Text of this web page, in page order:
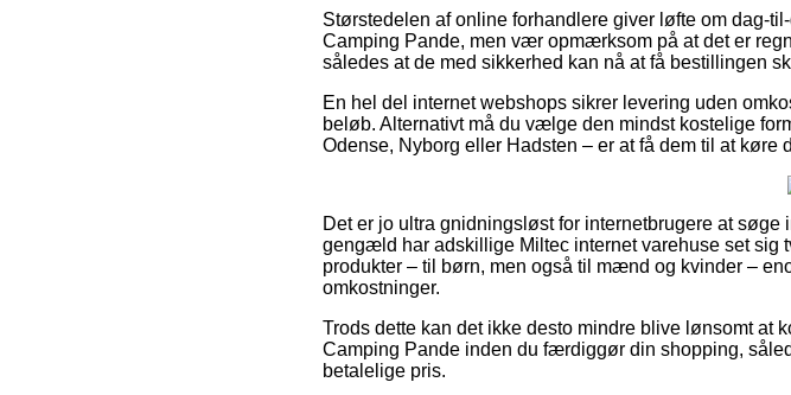
Størstedelen af online forhandlere giver løfte om dag-
Camping Pande, men vær opmærksom på at det er
således at de med sikkerhed kan nå at få bestillingen
En hel del internet webshops sikrer levering uden
beløb. Alternativt må du vælge den mindst kostelige
Odense, Nyborg eller Hadsten – er at få dem til at køre
Det er jo ultra gnidningsløst for internetbrugere at
gengæld har adskillige Miltec internet varehuse set sig
produkter – til børn, men også til mænd og kvinder –
omkostninger.
Trods dette kan det ikke desto mindre blive lønsomt at
Camping Pande inden du færdiggør din shopping,
betalelige pris.